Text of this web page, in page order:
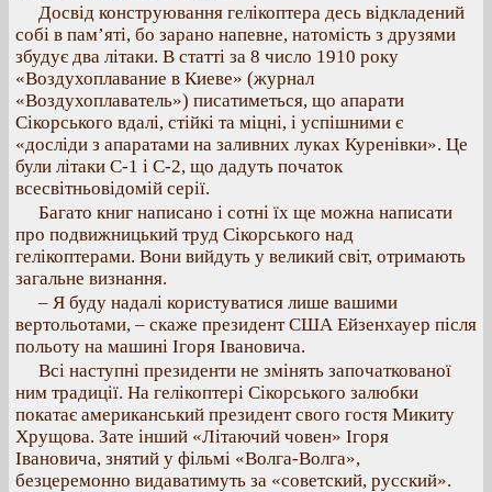
Досвід конструювання гелікоптера десь відкладений
собі в пам’яті, бо зарано напевне, натомість з друзями
збудує два літаки. В статті за 8 число 1910 року
«Воздухоплавание в Киеве» (журнал
«Воздухоплаватель») писатиметься, що апарати
Сікорського вдалі, стійкі та міцні, і успішними є
«досліди з апаратами на заливних луках Куренівки». Це
були літаки С-1 і С-2, що дадуть початок
всесвітньовідомій серії.
Багато книг написано і сотні їх ще можна написати
про подвижницький труд Сікорського над
гелікоптерами. Вони вийдуть у великий світ, отримають
загальне визнання.
– Я буду надалі користуватися лише вашими
вертольотами, – скаже президент США Ейзенхауер після
польоту на машині Ігоря Івановича.
Всі наступні президенти не змінять започаткованої
ним традиції. На гелікоптері Сікорського залюбки
покатає американський президент свого гостя Микиту
Хрущова. Зате інший «Літаючий човен» Ігоря
Івановича, знятий у фільмі «Волга-Волга»,
безцеремонно видаватимуть за «советский, русский».